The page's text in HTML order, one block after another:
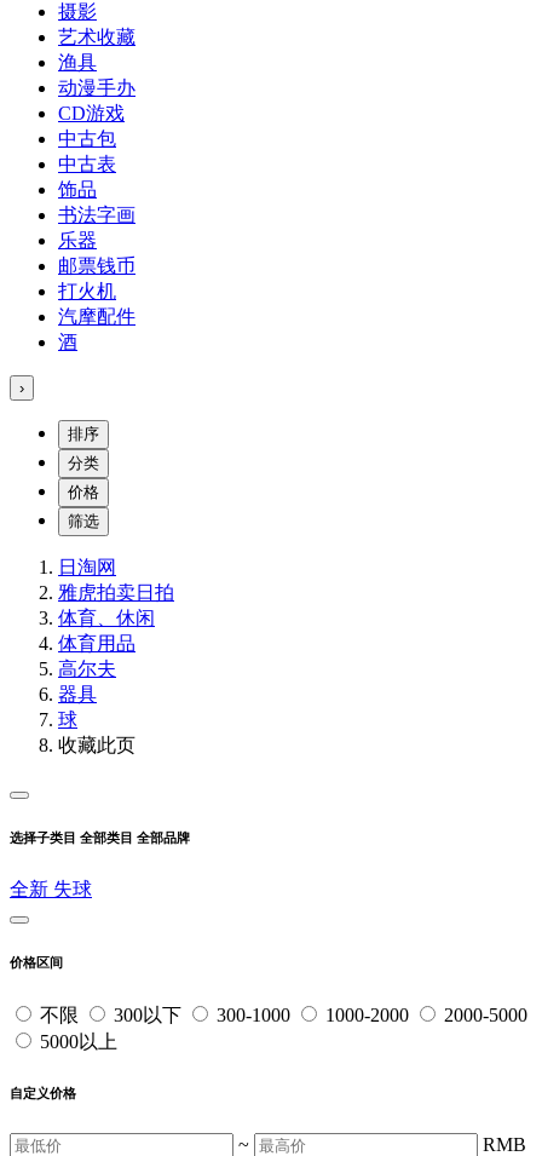
摄影
艺术收藏
渔具
动漫手办
CD游戏
中古包
中古表
饰品
书法字画
乐器
邮票钱币
打火机
汽摩配件
酒
›
排序
分类
价格
筛选
日淘网
雅虎拍卖日拍
体育、休闲
体育用品
高尔夫
器具
球
收藏此页
选择子类目 全部类目 全部品牌
全新 失球
价格区间
不限 300以下 300-1000 1000-2000
2000-5000
5000以上
自定义价格
~ RMB